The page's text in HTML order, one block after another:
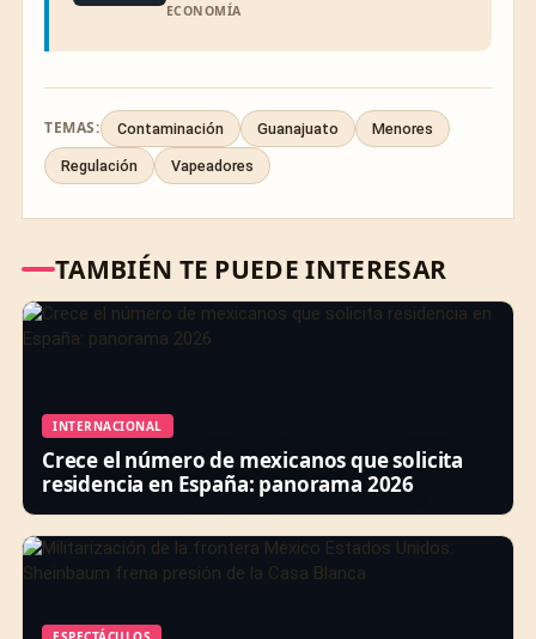
ECONOMÍA
TEMAS: Contaminación Guanajuato Menores
Regulación Vapeadores
TAMBIÉN TE PUEDE INTERESAR
INTERNACIONAL
Crece el número de mexicanos que solicita
residencia en España: panorama 2026